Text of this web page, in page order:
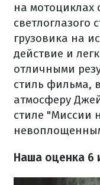
на мотоциклах
светлоглазого
грузовика на
действие и
отличными
стиль фильма,
атмосферу
стиле "Миссии
Наша оценка 6